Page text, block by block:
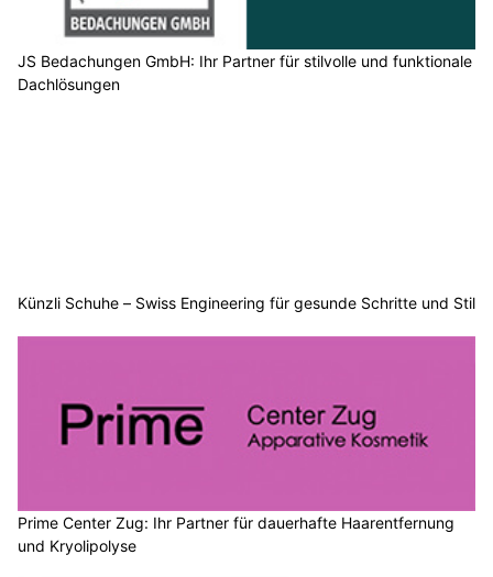
JS Bedachungen GmbH: Ihr Partner für stilvolle und funktionale
Dachlösungen
Künzli Schuhe – Swiss Engineering für gesunde Schritte und Stil
Prime Center Zug: Ihr Partner für dauerhafte Haarentfernung
und Kryolipolyse